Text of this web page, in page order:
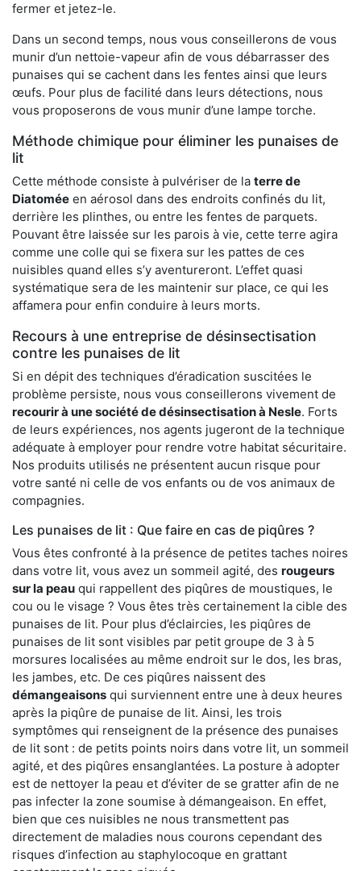
fermer et jetez-le.
Dans un second temps, nous vous conseillerons de vous
munir d’un nettoie-vapeur afin de vous débarrasser des
punaises qui se cachent dans les fentes ainsi que leurs
œufs. Pour plus de facilité dans leurs détections, nous
vous proposerons de vous munir d’une lampe torche.
Méthode chimique pour éliminer les punaises de
lit
Cette méthode consiste à pulvériser de la terre de
Diatomée en aérosol dans des endroits confinés du lit,
derrière les plinthes, ou entre les fentes de parquets.
Pouvant être laissée sur les parois à vie, cette terre agira
comme une colle qui se fixera sur les pattes de ces
nuisibles quand elles s’y aventureront. L’effet quasi
systématique sera de les maintenir sur place, ce qui les
affamera pour enfin conduire à leurs morts.
Recours à une entreprise de désinsectisation
contre les punaises de lit
Si en dépit des techniques d’éradication suscitées le
problème persiste, nous vous conseillerons vivement de
recourir à une société de désinsectisation à Nesle. Forts
de leurs expériences, nos agents jugeront de la technique
adéquate à employer pour rendre votre habitat sécuritaire.
Nos produits utilisés ne présentent aucun risque pour
votre santé ni celle de vos enfants ou de vos animaux de
compagnies.
Les punaises de lit : Que faire en cas de piqûres ?
Vous êtes confronté à la présence de petites taches noires
dans votre lit, vous avez un sommeil agité, des rougeurs
sur la peau qui rappellent des piqûres de moustiques, le
cou ou le visage ? Vous êtes très certainement la cible des
punaises de lit. Pour plus d’éclaircies, les piqûres de
punaises de lit sont visibles par petit groupe de 3 à 5
morsures localisées au même endroit sur le dos, les bras,
les jambes, etc. De ces piqûres naissent des
démangeaisons qui surviennent entre une à deux heures
après la piqûre de punaise de lit. Ainsi, les trois
symptômes qui renseignent de la présence des punaises
de lit sont : de petits points noirs dans votre lit, un sommeil
agité, et des piqûres ensanglantées. La posture à adopter
est de nettoyer la peau et d’éviter de se gratter afin de ne
pas infecter la zone soumise à démangeaison. En effet,
bien que ces nuisibles ne nous transmettent pas
directement de maladies nous courons cependant des
risques d’infection au staphylocoque en grattant